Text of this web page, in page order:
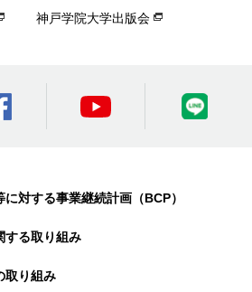
神戸学院大学出版会
対する事業継続計画（BCP）
する取り組み
取り組み